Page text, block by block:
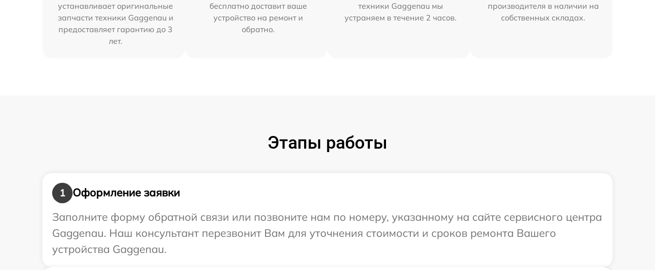
устанавливает оригинальные
запчасти техники Gaggenau и
предоставляет гарантию до 3
лет.
бесплатно доставит ваше
устройство на ремонт и
обратно.
техники Gaggenau мы
устраняем в течение 2 часов.
производителя в наличии на
собственных складах.
Этапы работы
1
Оформление заявки
Заполните форму обратной связи или позвоните нам по номеру, указанному на сайте сервисного центра
Gaggenau. Наш консультант перезвонит Вам для уточнения стоимости и сроков ремонта Вашего
устройства Gaggenau.